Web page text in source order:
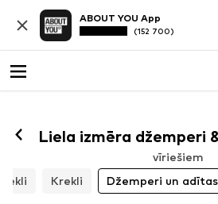
ABOUT YOU App
(152 700)
Liela izmēra džemperi
vīriešiem
Krekli Džemperi un